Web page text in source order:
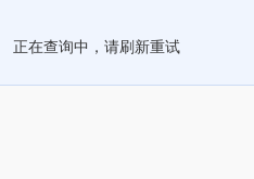
正在查询中，请刷新重试